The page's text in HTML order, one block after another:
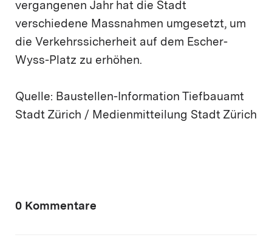
vergangenen Jahr hat die Stadt
verschiedene Massnahmen umgesetzt, um
die Verkehrssicherheit auf dem Escher-
Wyss-Platz zu erhöhen.
Quelle: Baustellen-Information Tiefbauamt
Stadt Zürich / Medienmitteilung Stadt Zürich
0 Kommentare